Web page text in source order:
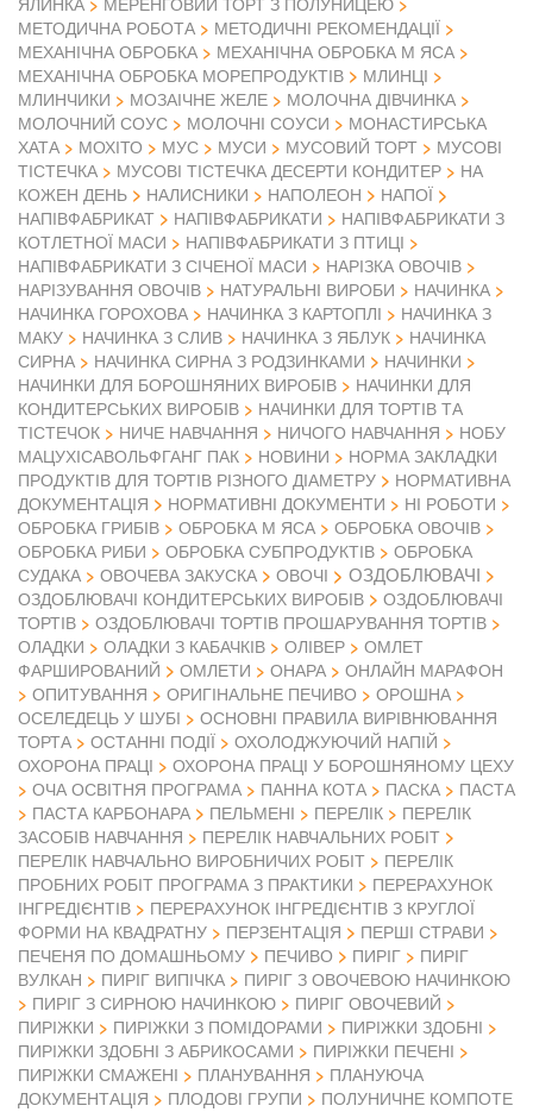
МЕТОДИЧНА РОБОТА
МЕТОДИЧНІ РЕКОМЕНДАЦІЇ
МЕХАНІЧНА ОБРОБКА
МЕХАНІЧНА ОБРОБКА М ЯСА
МЕХАНІЧНА ОБРОБКА МОРЕПРОДУКТІВ
МЛИНЦІ
МЛИНЧИКИ
МОЗАІЧНЕ ЖЕЛЕ
МОЛОЧНА ДІВЧИНКА
МОЛОЧНИЙ СОУС
МОЛОЧНІ СОУСИ
МОНАСТИРСЬКА
ХАТА
МОХІТО МУС МУСИ МУСОВИЙ ТОРТ
МУСОВІ
ТІСТЕЧКА
МУСОВІ ТІСТЕЧКА ДЕСЕРТИ КОНДИТЕР
НА
КОЖЕН ДЕНЬ
НАЛИСНИКИ НАПОЛЕОН НАПОЇ
НАПІВФАБРИКАТ НАПІВФАБРИКАТИ
НАПІВФАБРИКАТИ З
КОТЛЕТНОЇ МАСИ
НАПІВФАБРИКАТИ З ПТИЦІ
НАПІВФАБРИКАТИ З СІЧЕНОЇ МАСИ
НАРІЗКА ОВОЧІВ
НАРІЗУВАННЯ ОВОЧІВ
НАТУРАЛЬНІ ВИРОБИ
НАЧИНКА
НАЧИНКА ГОРОХОВА
НАЧИНКА З КАРТОПЛІ
НАЧИНКА З
МАКУ
НАЧИНКА З СЛИВ НАЧИНКА З ЯБЛУК
НАЧИНКА
СИРНА
НАЧИНКА СИРНА З РОДЗИНКАМИ
НАЧИНКИ
НАЧИНКИ ДЛЯ БОРОШНЯНИХ ВИРОБІВ
НАЧИНКИ ДЛЯ
КОНДИТЕРСЬКИХ ВИРОБІВ
НАЧИНКИ ДЛЯ ТОРТІВ ТА
ТІСТЕЧОК
НИЧЕ НАВЧАННЯ НИЧОГО НАВЧАННЯ
НОБУ
МАЦУХІСАВОЛЬФГАНГ ПАК
НОВИНИ
НОРМА ЗАКЛАДКИ
ПРОДУКТІВ ДЛЯ ТОРТІВ РІЗНОГО ДІАМЕТРУ
НОРМАТИВНА
ДОКУМЕНТАЦІЯ
НОРМАТИВНІ ДОКУМЕНТИ
НІ РОБОТИ
ОБРОБКА ГРИБІВ
ОБРОБКА М ЯСА
ОБРОБКА ОВОЧІВ
ОБРОБКА РИБИ
ОБРОБКА СУБПРОДУКТІВ
ОБРОБКА
СУДАКА
ОВОЧЕВА ЗАКУСКА ОВОЧІ ОЗДОБЛЮВАЧІ
ОЗДОБЛЮВАЧІ КОНДИТЕРСЬКИХ ВИРОБІВ
ОЗДОБЛЮВАЧІ
ТОРТІВ
ОЗДОБЛЮВАЧІ ТОРТІВ ПРОШАРУВАННЯ ТОРТІВ
ОЛАДКИ
ОЛАДКИ З КАБАЧКІВ ОЛІВЕР
ОМЛЕТ
ФАРШИРОВАНИЙ
ОМЛЕТИ ОНАРА
ОНЛАЙН МАРАФОН
ОПИТУВАННЯ
ОРИГІНАЛЬНЕ ПЕЧИВО
ОРОШНА
ОСЕЛЕДЕЦЬ У ШУБІ
ОСНОВНІ ПРАВИЛА ВИРІВНЮВАННЯ
ТОРТА
ОСТАННІ ПОДІЇ
ОХОЛОДЖУЮЧИЙ НАПІЙ
ОХОРОНА ПРАЦІ
ОХОРОНА ПРАЦІ У БОРОШНЯНОМУ ЦЕХУ
ОЧА ОСВІТНЯ ПРОГРАМА
ПАННА КОТА ПАСКА
ПАСТА
ПАСТА КАРБОНАРА
ПЕЛЬМЕНІ ПЕРЕЛІК
ПЕРЕЛІК
ЗАСОБІВ НАВЧАННЯ
ПЕРЕЛІК НАВЧАЛЬНИХ РОБІТ
ПЕРЕЛІК НАВЧАЛЬНО ВИРОБНИЧИХ РОБІТ
ПЕРЕЛІК
ПРОБНИХ РОБІТ ПРОГРАМА З ПРАКТИКИ
ПЕРЕРАХУНОК
ІНГРЕДІЄНТІВ
ПЕРЕРАХУНОК ІНГРЕДІЄНТІВ З КРУГЛОЇ
ФОРМИ НА КВАДРАТНУ
ПЕРЗЕНТАЦІЯ
ПЕРШІ СТРАВИ
ПЕЧЕНЯ ПО ДОМАШНЬОМУ
ПЕЧИВО ПИРІГ
ПИРІГ
ВУЛКАН
ПИРІГ ВИПІЧКА
ПИРІГ З ОВОЧЕВОЮ НАЧИНКОЮ
ПИРІГ З СИРНОЮ НАЧИНКОЮ
ПИРІГ ОВОЧЕВИЙ
ПИРІЖКИ
ПИРІЖКИ З ПОМІДОРАМИ
ПИРІЖКИ ЗДОБНІ
ПИРІЖКИ ЗДОБНІ З АБРИКОСАМИ
ПИРІЖКИ ПЕЧЕНІ
ПИРІЖКИ СМАЖЕНІ
ПЛАНУВАННЯ
ПЛАНУЮЧА
ДОКУМЕНТАЦІЯ
ПЛОДОВІ ГРУПИ
ПОЛУНИЧНЕ КОМПОТЕ